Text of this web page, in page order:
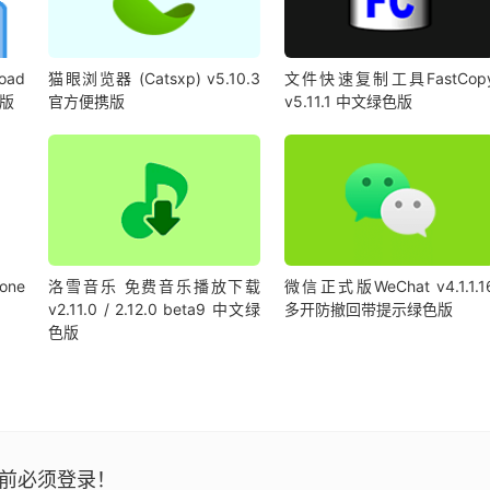
猫眼浏览器 (Catsxp) v5.10.3
官方便携版
文件快速复制工具
v5.11.1 中文绿色版
洛雪音乐 免费音乐播放下载
v2.11.0 / 2.12.0 beta9 中文绿
色版
微信正式版WeChat
多开防撤回带提示绿色版
必须登录！